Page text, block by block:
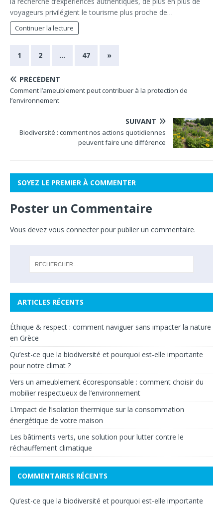
voyageurs privilégient le tourisme plus proche de…
Continuer la lecture
1 2 … 47 »
PRÉCÉDENT
Comment l’ameublement peut contribuer à la protection de
l’environnement
SUIVANT
Biodiversité : comment nos actions quotidiennes
peuvent faire une différence
SOYEZ LE PREMIER À COMMENTER
Poster un Commentaire
Vous devez vous connecter pour publier un commentaire.
ARTICLES RÉCENTS
Éthique & respect : comment naviguer sans impacter la nature
en Grèce
Qu’est-ce que la biodiversité et pourquoi est-elle importante
pour notre climat ?
Vers un ameublement écoresponsable : comment choisir du
mobilier respectueux de l’environnement
L’impact de l’isolation thermique sur la consommation
énergétique de votre maison
Les bâtiments verts, une solution pour lutter contre le
réchauffement climatique
COMMENTAIRES RÉCENTS
Qu’est-ce que la biodiversité et pourquoi est-elle importante